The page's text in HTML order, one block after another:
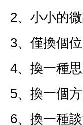
2、小小的
3、僅換個
4、換一種
5、換一個
6、換一種